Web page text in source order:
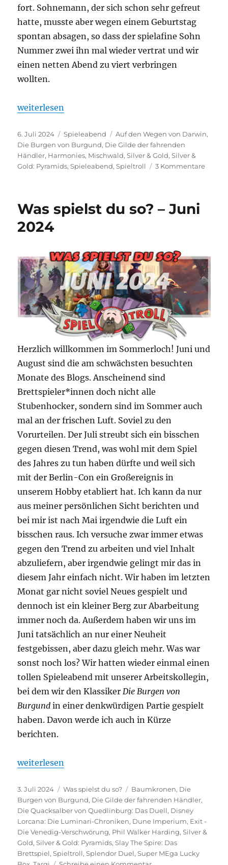
fort. Sohnemann, der sich schon sehr gefreut
hatte, musste aber wegen einem Geburtstag
spontan absagen, so dass der spielafine Sohn
Nummer zwei ihn mal wieder vertrat und wir
einen netten Abend zu viert verbringen
wollten.
„Spieleabend #31 – Küüühe!“
weiterlesen
Veröffentlicht
am
6. Juli 2024 Kategorien
Spieleabend Schlagwörter
Auf den Wegen von Darwin,
Die Burgen von Burgund, Die Gilde der fahrenden
Händler, Harmonies, Mischwald,Silver & Gold,Silver &
Gold: Pyramids,Spieleabend,Spieltroll 3 Kommentarezu
Was spielst du so? – Juni
2024
Herzlich willkommen im Sommerloch! Juni und
August sind die am schwächsten besuchten
Monate des Blogs. Anscheinend sind
Brettspieler*innen doch nicht alle
Stubenhocker, sondern sind im Sommer auch
mal an der frischen Luft. Soviel zu den
Vorurteilen. Der Juli streubt sich ein bisschen
gegen diesen Trend, was wohl mit dem Spiel
des Jahres zu tun haben dürfte und weil sich
mit der Berlin-Con ein Großereignis in
unserem Hobby etabliert hat. Ich kann da nur
aus meiner persönlichen Sicht berichten und
bei mir ist nach Mai irgendwie die Luft ein
bisschen raus. Ich versuche zwar immer etwas
gegen den Trend zu arbeiten und viel Inhalt
abzuliefern, aber irgendwie gelingt mir das in
diesem Jahr einfach nicht. Wir haben im letzten
Monat gar nicht soviel Neues gespielt und
dennoch ist ein kleiner Berg zur Abarbeitung
immer noch da. Außerdem haben wir uns im
Juni tatsächlich an nur einer Neuheit
festgebissen, aber dazu gleich mehr. Was war
sonst noch los? Wir hatten wieder einmal einen
tollen Spieleabend mit unserer Arbeitskollegin,
bei dem wir den Klassiker Die Burgen von
Burgund in einer denkwürdigen Partie gespielt
haben. Davon werde ich auch in Kürze
berichten.
„Was spielst du so? – Juni 2024“
weiterlesen
Veröffentlicht
am
3. Juli 2024 Kategorien
Was spielst du so? Schlagwörter
Baumkronen, Die
Burgen von Burgund, Die Gilde der fahrenden Händler,
Die Quacksalber von Quedlinburg: Das Duell, Disney
Lorcana: Die Luminari-Chroniken, Dune Imperium, Exit -
Die Venedig-Verschwörung, Phil Walker Harding,Silver &
Gold,Silver & Gold: Pyramids,Slay The Spire: Das
Brettspiel,Spieltroll,Splendor Duel,Super MEga Lucky
zu